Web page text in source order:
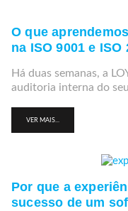
O que
na ISO 9001 e ISO
Há duas semanas, a
auditoria interna do
VER MAIS...
Por que a
sucesso de um